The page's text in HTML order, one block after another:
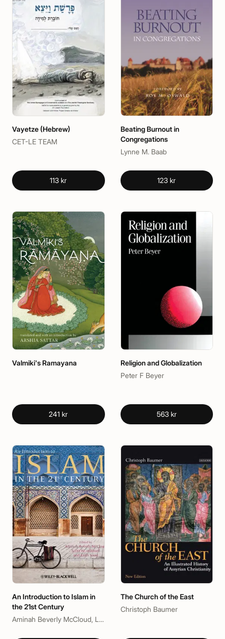
Vayetze (Hebrew)
CET-LE TEAM
113 kr
Beating Burnout in
Congregations
Lynne M. Baab
123 kr
Valmiki's Ramayana
241 kr
Religion and Globalization
Peter F Beyer
563 kr
An Introduction to Islam in
the 21st Century
Aminah Beverly McCloud, Laith Saud, Scott W. Hibbard
The Church of the East
Christoph Baumer